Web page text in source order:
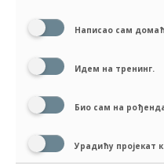
Написао сам
Идем на тренинг.
Био сам на
Урадићу пројекат